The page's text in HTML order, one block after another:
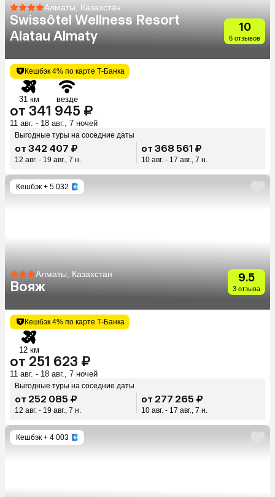
Алматы, Казахстан
Swissôtel Wellness Resort
Alatau Almaty
10
6 отзывов
Кешбэк 4% по карте Т-Банка
31 км везде
от 341 945 ₽
11 авг. - 18 авг., 7 ночей
Выгодные туры на соседние даты
от 342 407 ₽
12 авг. - 19 авг., 7 н.
от 368 561 ₽
10 авг. - 17 авг., 7 н.
Кешбэк + 5 032
Алматы, Казахстан
Вояж
9.5
3 отзыва
Кешбэк 4% по карте Т-Банка
12 км
от 251 623 ₽
11 авг. - 18 авг., 7 ночей
Выгодные туры на соседние даты
от 252 085 ₽
12 авг. - 19 авг., 7 н.
от 277 265 ₽
10 авг. - 17 авг., 7 н.
Кешбэк + 4 003